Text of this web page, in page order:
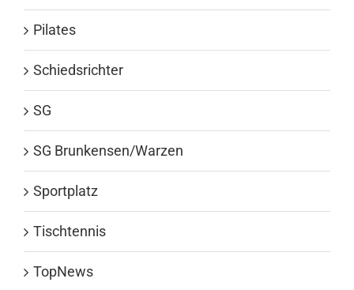
Pilates
Schiedsrichter
SG
SG Brunkensen/Warzen
Sportplatz
Tischtennis
TopNews